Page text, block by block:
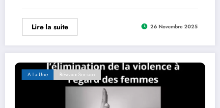
Lire la suite 26 Novembre 2025
A La Une Réseaux Sociaux